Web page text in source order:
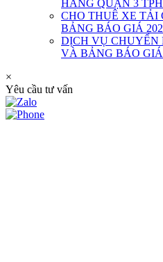
HÀNG QUẬN 3
CHO THUÊ XE TẢI
BẢNG BÁO GIÁ
DỊCH VỤ CHUYỂN
VÀ BẢNG BÁO
×
Yêu cầu tư vấn